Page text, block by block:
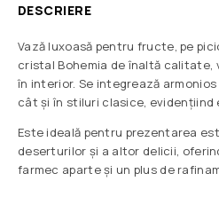
DESCRIERE
Vază luxoasă pentru fructe, pe
cristal Bohemia de înaltă
în interior. Se integrează
cât și în stiluri clasice, evidențiind
Este ideală pentru prezentarea
deserturilor și a altor delicii,
farmec aparte și un plus de